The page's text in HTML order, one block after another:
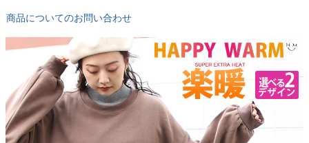
商品についてのお問い合わせ